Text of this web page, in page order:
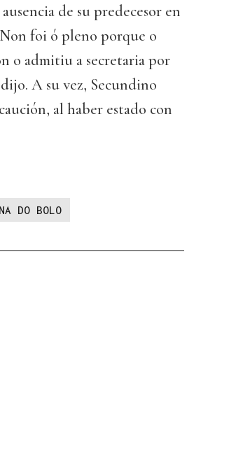
de su predecesor en
foi ó pleno porque o
o admitiu a secretaria por
A su vez, Secundino
al haber estado con
DO BOLO